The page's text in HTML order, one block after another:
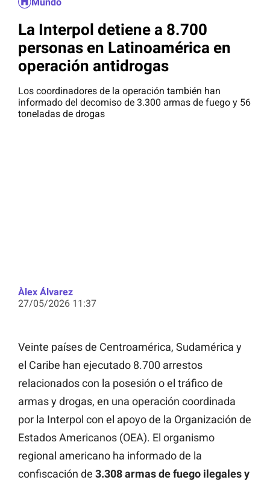
La Interpol detiene a 8.700
personas en Latinoamérica en
operación antidrogas
Los coordinadores de la operación también han
informado del decomiso de 3.300 armas de fuego y 56
toneladas de drogas
Àlex Álvarez
27/05/2026 11:37
Veinte países de Centroamérica, Sudamérica y
el Caribe han ejecutado 8.700 arrestos
relacionados con la posesión o el tráfico de
armas y drogas, en una operación coordinada
por la Interpol con el apoyo de la Organización de
Estados Americanos (OEA). El organismo
regional americano ha informado de la
confiscación de 3.308 armas de fuego ilegales y